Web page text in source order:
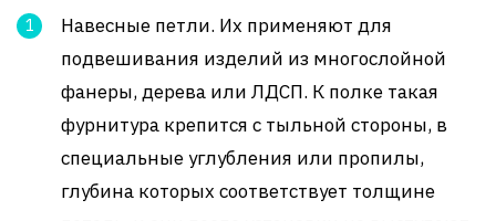
Навесные петли. Их применяют для
подвешивания изделий из многослойной
фанеры, дерева или ЛДСП. К полке такая
фурнитура крепится с тыльной стороны, в
специальные углубления или пропилы,
глубина которых соответствует толщине